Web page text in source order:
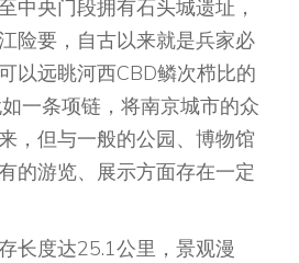
中央门段拥有石头城遗址，
险要，自古以来就是兵家必
以远眺河西CBD鳞次栉比的
一条项链，将南京城市的众
，但与一般的公园、博物馆
的游览、展示方面存在一定
长度达25.1公里，景观漫